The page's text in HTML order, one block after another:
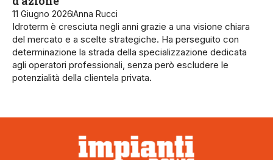
11 Giugno 2026Anna Rucci
Idroterm è cresciuta negli anni grazie a una visione chiara
del mercato e a scelte strategiche. Ha perseguito con
determinazione la strada della specializzazione dedicata
agli operatori professionali, senza però escludere le
potenzialità della clientela privata.